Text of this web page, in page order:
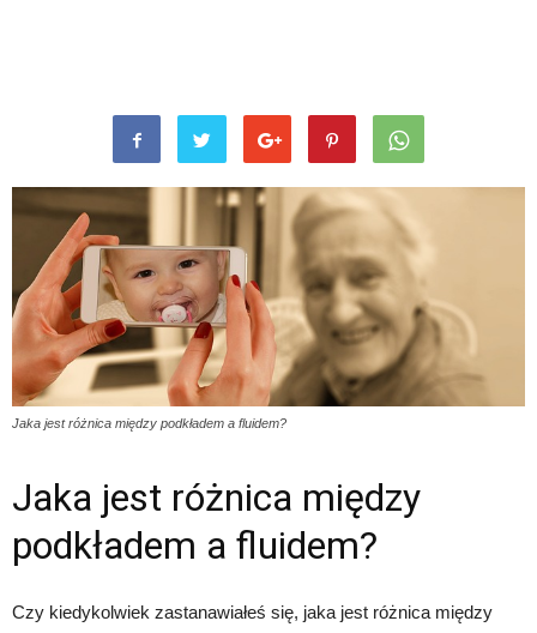
Jaka jest różnica między podkładem a fluidem?
Jaka jest różnica między
podkładem a fluidem?
Czy kiedykolwiek zastanawiałeś się, jaka jest różnica między